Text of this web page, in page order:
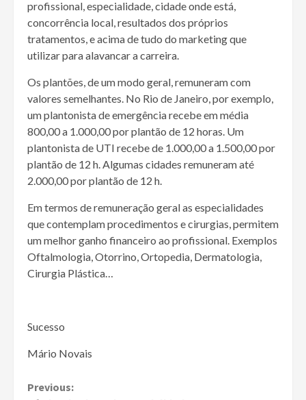
profissional, especialidade, cidade onde está,
concorrência local, resultados dos próprios
tratamentos, e acima de tudo do marketing que
utilizar para alavancar a carreira.
Os plantões, de um modo geral, remuneram com
valores semelhantes. No Rio de Janeiro, por exemplo,
um plantonista de emergência recebe em média
800,00 a 1.000,00 por plantão de 12 horas. Um
plantonista de UTI recebe de 1.000,00 a 1.500,00 por
plantão de 12 h. Algumas cidades remuneram até
2.000,00 por plantão de 12 h.
Em termos de remuneração geral as especialidades
que contemplam procedimentos e cirurgias, permitem
um melhor ganho financeiro ao profissional. Exemplos
Oftalmologia, Otorrino, Ortopedia, Dermatologia,
Cirurgia Plástica…
Sucesso
Mário Novais
Continue
Previous: